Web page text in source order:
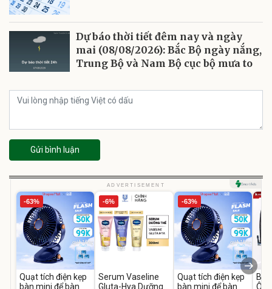
Dự báo thời tiết đêm nay và ngày
mai (08/08/2026): Bắc Bộ ngày nắng,
Trung Bộ và Nam Bộ cục bộ mưa to
Gửi bình luận
ADVERTISEMENT
-63%
Quạt tích điện kẹp
bàn mini để bàn
-6%
Serum Vaseline
Gluta-Hya Dưỡng
-63%
Quạt tích điện kẹp
bàn mini để bàn
Ô